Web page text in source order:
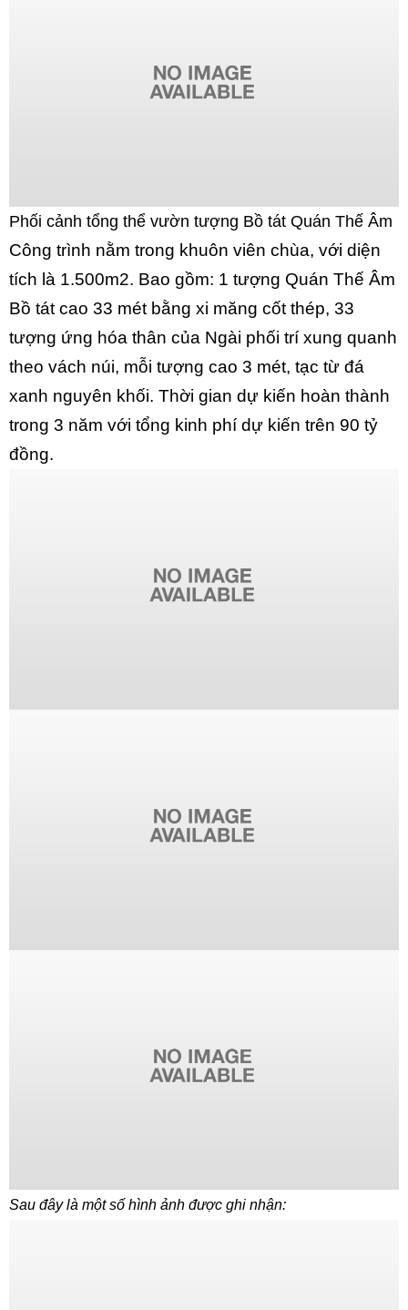
Phối cảnh tổng thể vườn tượng Bồ tát Quán Thế Âm
Công trình nằm trong khuôn viên chùa, với diện
tích là 1.500m2. Bao gồm: 1 tượng Quán Thế Âm
Bồ tát cao 33 mét bằng xi măng cốt thép, 33
tượng ứng hóa thân của Ngài phối trí xung quanh
theo vách núi, mỗi tượng cao 3 mét, tạc từ đá
xanh nguyên khối. Thời gian dự kiến hoàn thành
trong 3 năm với tổng kinh phí dự kiến trên 90 tỷ
đồng.
Sau đây là một số hình ảnh được ghi nhận: